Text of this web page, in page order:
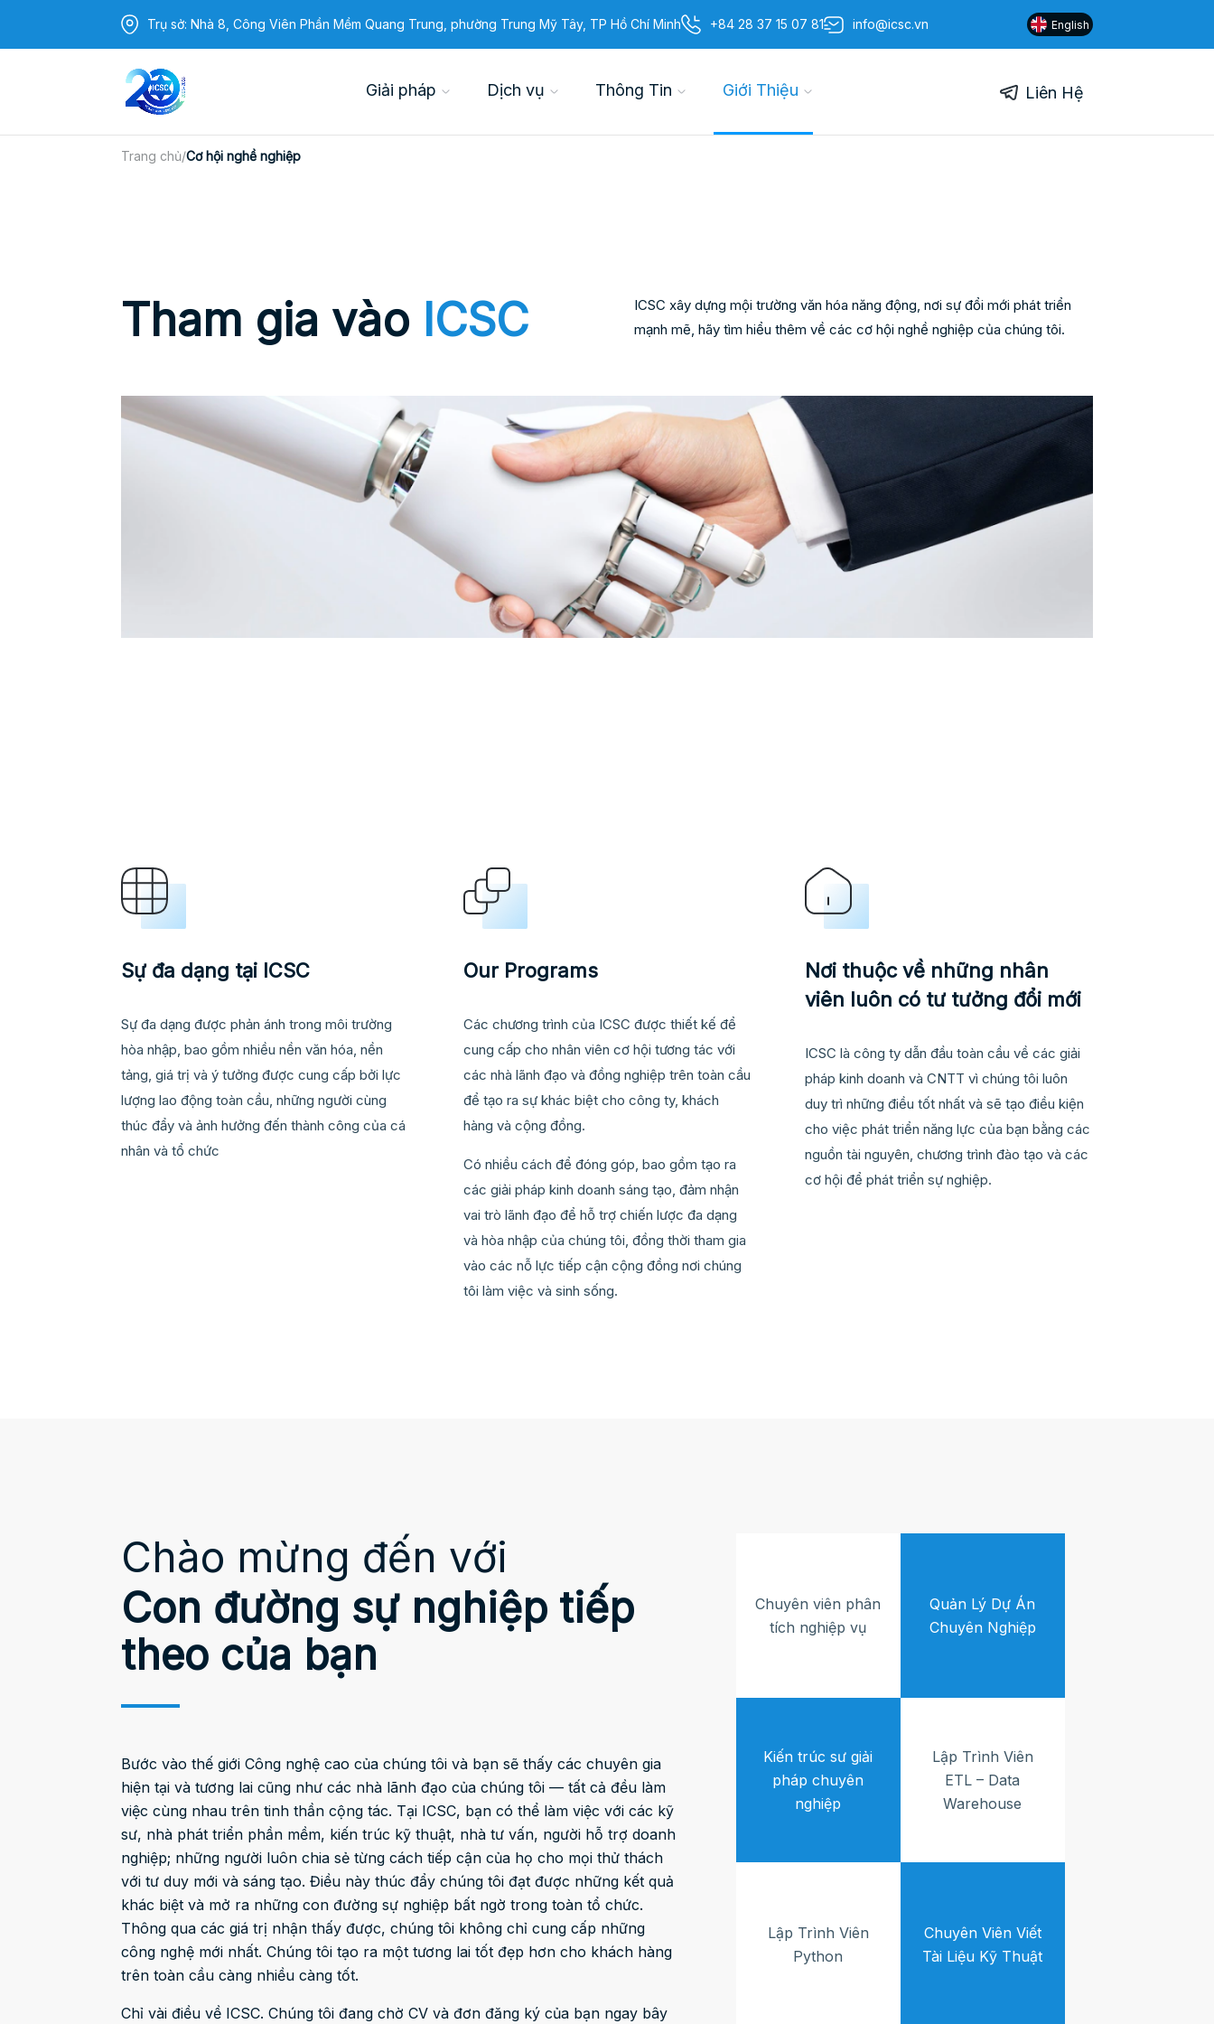
Trụ sở: Nhà 8, Công Viên Phần Mềm Quang Trung, phường Trung Mỹ Tây, TP Hồ Chí Minh +84 28 37 15 07 81 info@icsc.vn English
Giải pháp Dịch vụ Thông Tin Giới Thiệu Liên Hệ
Trang chủ/Cơ hội nghề nghiệp
Tham gia vào ICSC
ICSC xây dựng mội trường văn hóa năng động, nơi sự đổi mới phát triển
mạnh mẽ, hãy tìm hiểu thêm về các cơ hội nghề nghiệp của chúng tôi.
Sự đa dạng tại ICSC
Sự đa dạng được phản ánh trong môi trường
hòa nhập, bao gồm nhiều nền văn hóa, nền
tảng, giá trị và ý tưởng được cung cấp bởi lực
lượng lao động toàn cầu, những người cùng
thúc đẩy và ảnh hưởng đến thành công của cá
nhân và tổ chức
Our Programs
Các chương trình của ICSC được thiết kế để
cung cấp cho nhân viên cơ hội tương tác với
các nhà lãnh đạo và đồng nghiệp trên toàn cầu
để tạo ra sự khác biệt cho công ty, khách
hàng và cộng đồng.
Có nhiều cách để đóng góp, bao gồm tạo ra
các giải pháp kinh doanh sáng tạo, đảm nhận
vai trò lãnh đạo để hỗ trợ chiến lược đa dạng
và hòa nhập của chúng tôi, đồng thời tham gia
vào các nỗ lực tiếp cận cộng đồng nơi chúng
tôi làm việc và sinh sống.
Nơi thuộc về những nhân
viên luôn có tư tưởng đổi mới
ICSC là công ty dẫn đầu toàn cầu về các giải
pháp kinh doanh và CNTT vì chúng tôi luôn
duy trì những điều tốt nhất và sẽ tạo điều kiện
cho việc phát triển năng lực của bạn bằng các
nguồn tài nguyên, chương trình đào tạo và các
cơ hội để phát triển sự nghiệp.
Chào mừng đến với
Con đường sự nghiệp tiếp
theo của bạn
Bước vào thế giới Công nghệ cao của chúng tôi và bạn sẽ thấy các chuyên gia
hiện tại và tương lai cũng như các nhà lãnh đạo của chúng tôi — tất cả đều làm
việc cùng nhau trên tinh thần cộng tác. Tại ICSC, bạn có thể làm việc với các kỹ
sư, nhà phát triển phần mềm, kiến trúc kỹ thuật, nhà tư vấn, người hỗ trợ doanh
nghiệp; những người luôn chia sẻ từng cách tiếp cận của họ cho mọi thử thách
với tư duy mới và sáng tạo. Điều này thúc đẩy chúng tôi đạt được những kết quả
khác biệt và mở ra những con đường sự nghiệp bất ngờ trong toàn tổ chức.
Thông qua các giá trị nhận thấy được, chúng tôi không chỉ cung cấp những
công nghệ mới nhất. Chúng tôi tạo ra một tương lai tốt đẹp hơn cho khách hàng
trên toàn cầu càng nhiều càng tốt.
Chỉ vài điều về ICSC. Chúng tôi đang chờ CV và đơn đăng ký của bạn ngay bây
Chuyên viên phân
tích nghiệp vụ
Quản Lý Dự Án
Chuyên Nghiệp
Kiến trúc sư giải
pháp chuyên
nghiệp
Lập Trình Viên
ETL – Data
Warehouse
Lập Trình Viên
Python
Chuyên Viên Viết
Tài Liệu Kỹ Thuật